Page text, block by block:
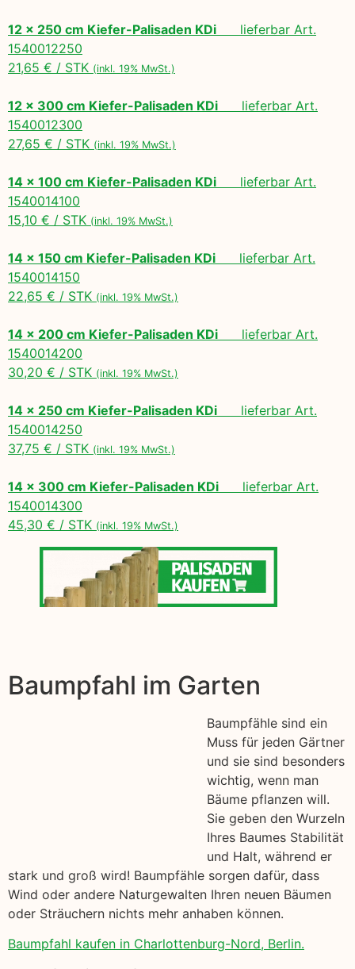
12 x 250 cm Kiefer-Palisaden KDi lieferbar Art.
1540012250
21,65 € / STK (inkl. 19% MwSt.)
12 x 300 cm Kiefer-Palisaden KDi lieferbar Art.
1540012300
27,65 € / STK (inkl. 19% MwSt.)
14 x 100 cm Kiefer-Palisaden KDi lieferbar Art.
1540014100
15,10 € / STK (inkl. 19% MwSt.)
14 x 150 cm Kiefer-Palisaden KDi lieferbar Art.
1540014150
22,65 € / STK (inkl. 19% MwSt.)
14 x 200 cm Kiefer-Palisaden KDi lieferbar Art.
1540014200
30,20 € / STK (inkl. 19% MwSt.)
14 x 250 cm Kiefer-Palisaden KDi lieferbar Art.
1540014250
37,75 € / STK (inkl. 19% MwSt.)
14 x 300 cm Kiefer-Palisaden KDi lieferbar Art.
1540014300
45,30 € / STK (inkl. 19% MwSt.)
Baumpfahl im Garten
Baumpfähle sind ein
Muss für jeden Gärtner
und sie sind besonders
wichtig, wenn man
Bäume pflanzen will.
Sie geben den Wurzeln
Ihres Baumes Stabilität
und Halt, während er
stark und groß wird! Baumpfähle sorgen dafür, dass
Wind oder andere Naturgewalten Ihren neuen Bäumen
oder Sträuchern nichts mehr anhaben können.
Baumpfahl kaufen in Charlottenburg-Nord, Berlin.